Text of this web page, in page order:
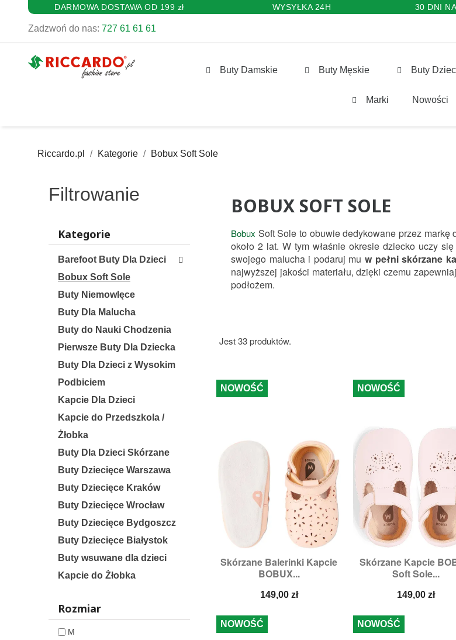
DARMOWA DOSTAWA OD 199 zł WYSYŁKA 24H 30 DNI
Zadzwoń do nas: 727 61 61 61
Buty Damskie Buty Męskie Buty
Marki Nowości
Riccardo.pl Kategorie Bobux Soft Sole
Filtrowanie
Kategorie
Barefoot Buty Dla Dzieci
Bobux Soft Sole
Buty Niemowlęce
Buty Dla Malucha
Buty do Nauki Chodzenia
Pierwsze Buty Dla Dziecka
Buty Dla Dzieci z Wysokim
Podbiciem
Kapcie Dla Dzieci
Kapcie do Przedszkola /
Żłobka
Buty Dla Dzieci Skórzane
Buty Dziecięce Warszawa
Buty Dziecięce Kraków
Buty Dziecięce Wrocław
Buty Dziecięce Bydgoszcz
Buty Dziecięce Białystok
Buty wsuwane dla dzieci
Kapcie do Żłobka
Rozmiar
M
BOBUX SOFT SOLE
Bobux Soft Sole to obuwie dedykowane przez markę
około 2 lat. W tym właśnie okresie dziecko uczy
swojego malucha i podaruj mu w pełni skórzane
najwyższej jakości materiału, dzięki czemu
podłożem.
Jest 33 produktów.
Skórzane Balerinki Kapcie
BOBUX...
Cena
149,00 zł
Szybki podgląd
Rozmiary:L
NOWOŚĆ
Skórzane Kapcie
Soft Sole...
Cena
149,00 zł
Szybki podgląd
Rozmiary:XL
NOWOŚĆ
NOWOŚĆ NOWOŚĆ